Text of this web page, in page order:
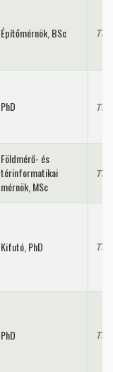
Építőmérnök, BSc
PhD
Földmérő- és
térinformatikai
mérnök, MSc
Kifutó, PhD
PhD